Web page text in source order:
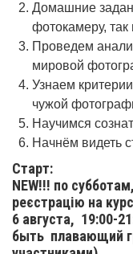
Домашние
фотокамеру,
Проведем
мировой
Узнаем
чужой
Научимся
Начнём видеть
Старт:
NEW!!! по
реєстрацію на
6 августа, 19:00-
быть плавающий